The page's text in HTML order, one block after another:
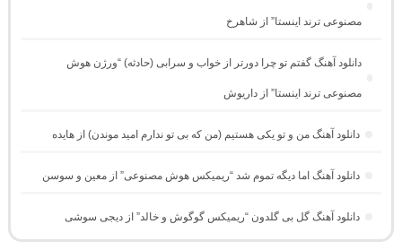
مصنوعی ترند اینستا” از شاهرخ
دانلود آهنگ گفتم تو چرا دورتر از خواب و سرابی (حادثه) “ورژن هوش
مصنوعی ترند اینستا” از داریوش
دانلود آهنگ من و تو یکی هستیم (من که بی تو ندارم امید موندن) از هایده
دانلود آهنگ اما دیگه تموم شد “ریمیکس هوش مصنوعی” از معین و سوسن
دانلود آهنگ گل بی گلدون “ریمیکس گوگوش و خالد” از دیجی سوشی